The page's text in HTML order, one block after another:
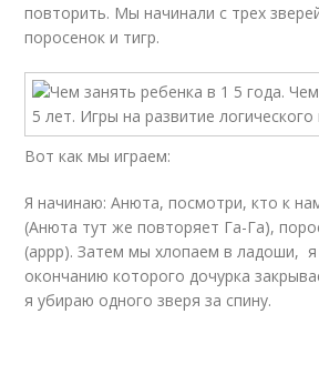
повторить. Мы начинали с трех
поросенок и тигр.
Вот как мы играем:
Я начинаю: Анюта, посмотри, кто к
(Анюта тут же повторяет Га-Га),
(аррр). Затем мы хлопаем в ладоши,
окончанию которого дочурка
я убираю одного зверя за спину.